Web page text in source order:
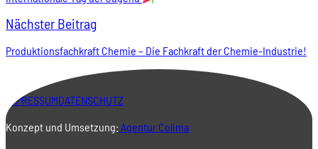
Nächster Beitrag
Produktionsfachkraft Chemie – Die Fachkraft der Chemie-Industrie!
IMPRESSUMDATENSCHUTZ
Konzept und Umsetzung: Agentur Colima